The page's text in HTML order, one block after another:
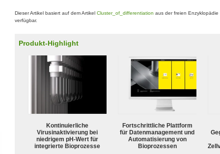
Dieser Artikel basiert auf dem Artikel Cluster_of_differentiation aus der freien Enzyklopädie
verfügbar.
Produkt-Highlight
Kontinuierliche
Virusinaktivierung bei
niedrigem pH-Wert für
integrierte Bioprozesse
Fortschrittliche Plattform
für Datenmanagement und
Automatisierung von
Bioprozessen